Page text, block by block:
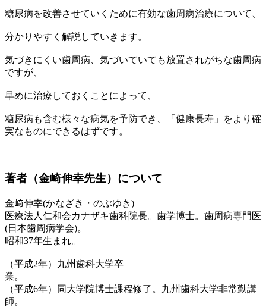
糖尿病を改善させていくために有効な歯周病治療について、
分かりやすく解説していきます。
気づきにくい歯周病、気づいていても放置されがちな歯周病
ですが、
早めに治療しておくことによって、
糖尿病も含む様々な病気を予防でき、「健康長寿」をより確
実なものにできるはずです。
著者（金崎伸幸先生）について
金﨑伸幸(かなざき・のぶゆき)
医療法人仁和会カナザキ歯科院長。歯学博士。歯周病専門医
(日本歯周病学会)。
昭和37年生まれ。
（平成2年）九州歯科大学卒
業
（平成6年）同大学院博士課程修了。九州歯科大学非常勤講
師。